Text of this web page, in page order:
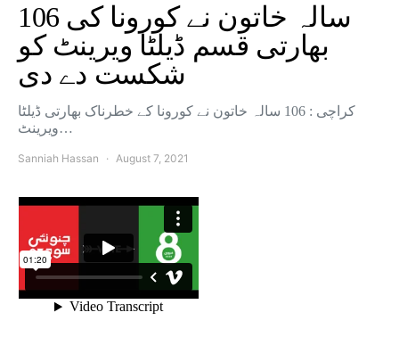
106 سالہ خاتون نے کورونا کی
بھارتی قسم ڈیلٹا ویرینٹ کو
شکست دے دی
کراچی : 106 سالہ خاتون نے کورونا کے خطرناک بھارتی ڈیلٹا
ویرینٹ…
Sanniah Hassan August 7, 2021